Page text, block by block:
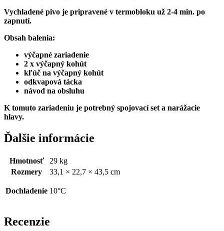
Vychladené pivo je pripravené v termobloku už 2-4 min. po
zapnutí.
Obsah balenia:
výčapné zariadenie
2 x výčapný kohút
kľúč na výčapný kohút
odkvapová tácka
návod na obsluhu
K tomuto zariadeniu je potrebný spojovací set a narážacie
hlavy.
Ďalšie informácie
Hmotnosť
29 kg
Rozmery
33,1 × 22,7 × 43,5 cm
Dochladenie 10°C
Recenzie